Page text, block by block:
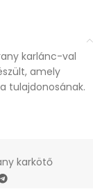
karlánc-val
amely
tulajdonosának.
karkötő